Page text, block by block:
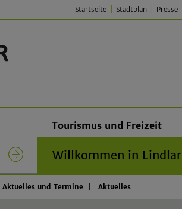
Startseite Stadtplan Presse
Tourismus und Freizeit
Willkommen in Lindlar
Aktuelles und Termine Aktuelles